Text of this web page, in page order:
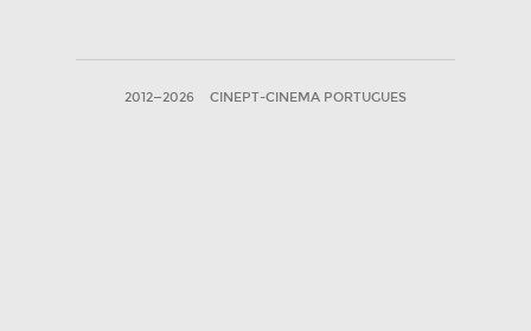
2012—2026 CINEPT-CINEMA PORTUGUES